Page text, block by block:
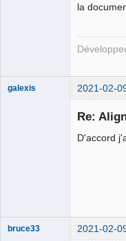
la
galexis 2021-02-
Re:
D'accord
bruce33 2021-02-